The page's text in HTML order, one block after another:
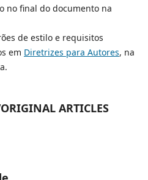
no final do documento na
de estilo e requisitos
em Diretrizes para Autores, na
ARTICLES